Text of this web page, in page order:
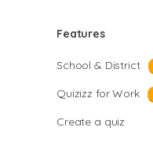
Features
School & District
Quizizz for Work
Create a quiz